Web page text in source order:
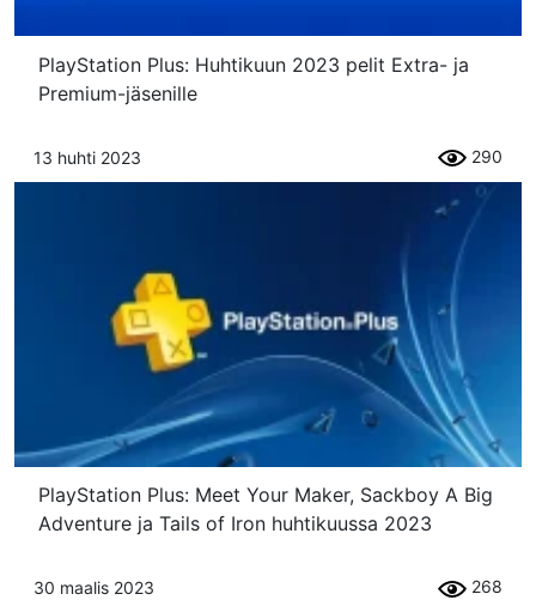
PlayStation Plus: Huhtikuun 2023 pelit Extra- ja
Premium-jäsenille
13 huhti 2023 290
PlayStation Plus: Meet Your Maker, Sackboy A Big
Adventure ja Tails of Iron huhtikuussa 2023
30 maalis 2023 268